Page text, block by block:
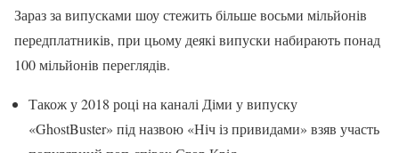
Зараз за випусками шоу стежить більше восьми мільйонів
передплатників, при цьому деякі випуски набирають понад
100 мільйонів переглядів.
Також у 2018 році на каналі Діми у випуску
«GhostBuster» під назвою «Ніч із привидами» взяв участь